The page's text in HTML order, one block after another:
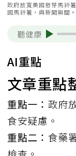
政府放寬美國發芽馬鈴
國馬鈴薯，與新聞無關
聽健康
AI重點
文章重點
重點一： 政府
食安疑慮。
重點二： 食藥